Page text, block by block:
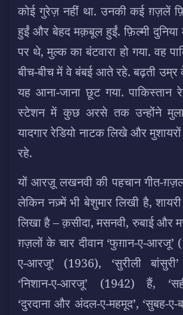
कोई गुरेज़ नहीं था. उनकी कई ग़ज़लें
हुईं और बेहद मक़बूल हुईं. फ़िल्मी
पर थे, मुल्क का बंटवारा हो गया. वह
बीच-बीच में वे बंबई आते रहे. बढ़ती उम्र
यह आना-जाना छूट गया. पाकिस्तान
स्टेशन में कुछ अरसे तक उन्होंने
यादगार रेडियो नाटक लिखे और
रहे.
यों आरज़ू लखनवी की पहचान गीत-
लेकिन नज़्में भी बेशुमार लिखी है,
लिखा है – क़सीदा, मसनवी, रुबाई और
ग़ज़लों के चार दीवान ‘फुग़ान-ए-आरजू’
ए-आरजू’ (1936), ‘सुरीली
‘निशान-ए-आरजू’ (1942) हैं,
‘दुरदाना और अंदल-ए-महमूद’, ‘सुबह-ए-